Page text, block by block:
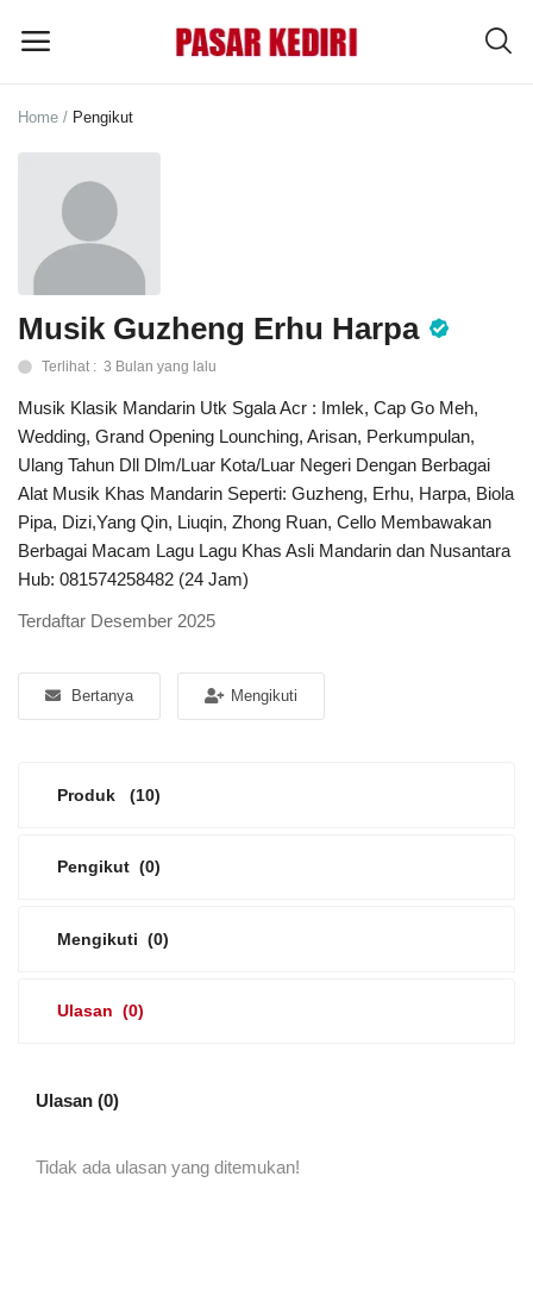
MENU UTAMA
Kategori
Home
Blog
Tentang Kami
Platform Iklan Gratis
Login
Lokasi
Home Pengikut
Musik Guzheng Erhu Harpa
Terlihat : 3 Bulan yang lalu
Musik Klasik Mandarin Utk Sgala Acr : Imlek, Cap Go Meh,
Wedding, Grand Opening Lounching, Arisan, Perkumpulan,
Ulang Tahun Dll Dlm/Luar Kota/Luar Negeri Dengan Berbagai
Alat Musik Khas Mandarin Seperti: Guzheng, Erhu, Harpa, Biola
Pipa, Dizi,Yang Qin, Liuqin, Zhong Ruan, Cello Membawakan
Berbagai Macam Lagu Lagu Khas Asli Mandarin dan Nusantara
Hub: 081574258482 (24 Jam)
Terdaftar Desember 2025
Bertanya Mengikuti
Produk (10)
Pengikut (0)
Mengikuti (0)
Ulasan (0)
Ulasan (0)
Tidak ada ulasan yang ditemukan!